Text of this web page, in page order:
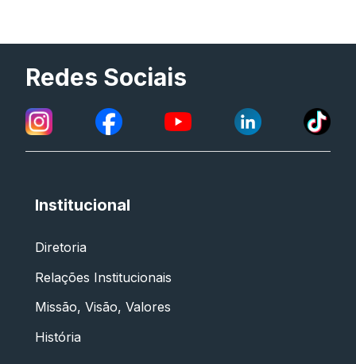
Redes Sociais
Institucional
Diretoria
Relações Institucionais
Missão, Visão, Valores
História